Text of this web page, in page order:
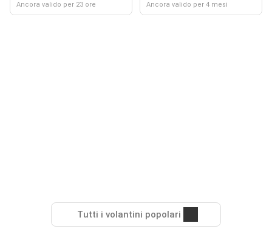
Ancora valido per 23 ore Ancora valido per 4 mesi
Tutti i volantini popolari